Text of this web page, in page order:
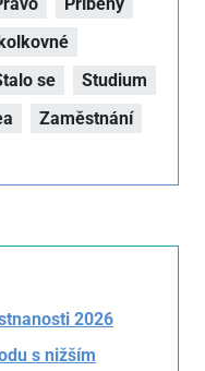
se
Studium
Zaměstnání
2026
s nižším